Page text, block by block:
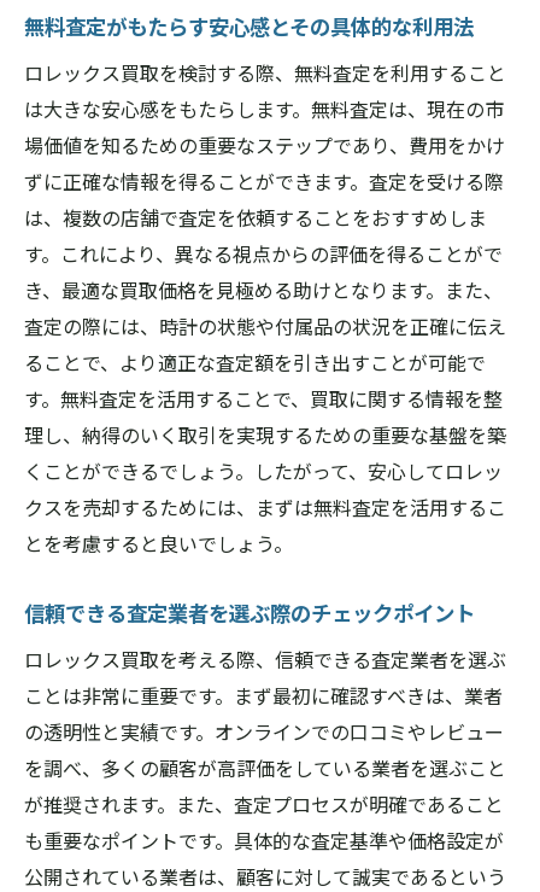
引のメリット
無料査定を活用することで得られる利点
複数店舗での無料査定の活用法
査定額の比較がもたらす安心感
ローリスクで高リターンを狙う方法
オンライン査定と実店舗査定の違い
査定結果を最大限に活用するためのヒント
橿原市でロレックス買取を成功させるための準
備と心構え
買取前に確認すべき重要ポイント
高価買取を目指すための準備ステップ
心づもりを整えるためのチェックリスト
査定員とのコミュニケーションのコツ
買取を成功させるための心構え改善法
ロレックス買取のプロが教える橿原市での査定
のポイント
プロが語る査定の裏技と注意点
査定が左右されるロレックスの特徴とは
高評価を得るためのメンテナンス方法
プロの目線から見た価値の判断基準
査定前に確認すべき書類と付属品
無料査定がもたらす安心感とその具体的な利用法
ロレックス買取を検討する際、無料査定を利用すること
は大きな安心感をもたらします。無料査定は、現在の市
場価値を知るための重要なステップであり、費用をかけ
ずに正確な情報を得ることができます。査定を受ける際
は、複数の店舗で査定を依頼することをおすすめしま
す。これにより、異なる視点からの評価を得ることがで
き、最適な買取価格を見極める助けとなります。また、
査定の際には、時計の状態や付属品の状況を正確に伝え
ることで、より適正な査定額を引き出すことが可能で
す。無料査定を活用することで、買取に関する情報を整
理し、納得のいく取引を実現するための重要な基盤を築
くことができるでしょう。したがって、安心してロレッ
クスを売却するためには、まずは無料査定を活用するこ
とを考慮すると良いでしょう。
信頼できる査定業者を選ぶ際のチェックポイント
ロレックス買取を考える際、信頼できる査定業者を選ぶ
ことは非常に重要です。まず最初に確認すべきは、業者
の透明性と実績です。オンラインでの口コミやレビュー
を調べ、多くの顧客が高評価をしている業者を選ぶこと
が推奨されます。また、査定プロセスが明確であること
も重要なポイントです。具体的な査定基準や価格設定が
公開されている業者は、顧客に対して誠実であるという